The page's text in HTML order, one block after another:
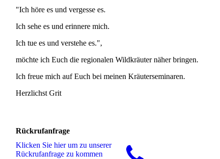
"Ich höre es und vergesse es.
Ich sehe es und erinnere mich.
Ich tue es und verstehe es.",
möchte ich Euch die regionalen Wildkräuter näher bringen.
Ich freue mich auf Euch bei meinen Kräuterseminaren.
Herzlichst Grit
Rückrufanfrage
Klicken Sie hier um zu unserer
Rückrufanfrage zu kommen